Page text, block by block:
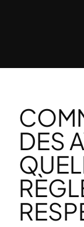
DES